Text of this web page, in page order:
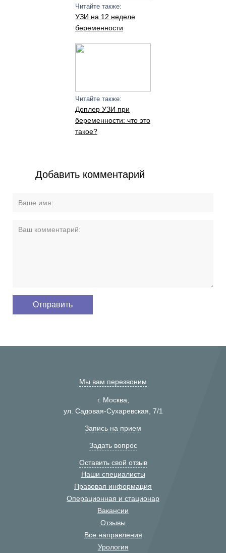
Читайте также:
УЗИ на 12 неделе
беременности
Читайте также:
Доплер УЗИ при
беременности: что это
такое?
Добавить комментарий
Мы вам перезвоним
г. Москва,
ул. Садовая-Сухаревская, 7/1
Запись на прием
Задать вопрос
Оставить свой отзыв
Наши специалисты
Правовая информация
Операционная и стационар
Вакансии
Отзывы
Все направления
Урология